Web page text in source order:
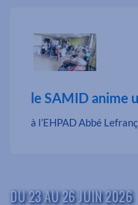
le SAMID anime
à l’EHPAD Abbé
DU 23 AU 26 JUIN 2026